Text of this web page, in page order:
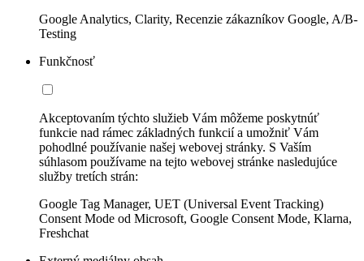
Google Analytics, Clarity, Recenzie zákazníkov Google, A/B-
Testing
Funkčnosť
Akceptovaním týchto služieb Vám môžeme poskytnúť
funkcie nad rámec základných funkcií a umožniť Vám
pohodlné používanie našej webovej stránky. S Vaším
súhlasom používame na tejto webovej stránke nasledujúce
služby tretích strán:
Google Tag Manager, UET (Universal Event Tracking)
Consent Mode od Microsoft, Google Consent Mode, Klarna,
Freshchat